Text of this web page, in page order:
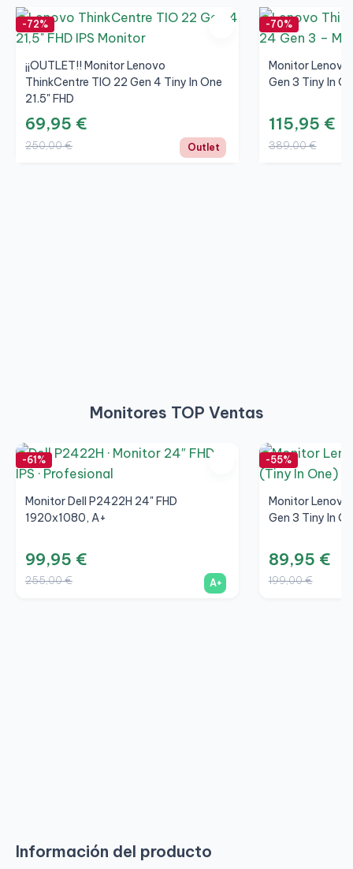
-72%
¡¡OUTLET!! Monitor Lenovo
ThinkCentre TIO 22 Gen 4 Tiny In One
21.5" FHD
69,95 €
250,00 € Outlet
-70%
Monitor
Gen 3 Tiny In
115,95 €
389,00 €
Monitores TOP Ventas
-61%
Monitor Dell P2422H 24" FHD
1920x1080, A+
99,95 €
255,00 € A+
-55%
Monitor Lenovo
Gen 3 Tiny In
89,95 €
199,00 €
Información del producto